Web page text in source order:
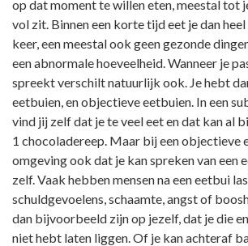
op dat moment te willen eten, meestal tot
vol zit. Binnen een korte tijd eet je dan heel
keer, een meestal ook geen gezonde
een abnormale hoeveelheid. Wanneer je
spreekt verschilt natuurlijk ook. Je hebt
eetbuien, en objectieve eetbuien. In een
vind jij zelf dat je te veel eet en dat kan al
1 chocoladereep. Maar bij een objectieve
omgeving ook dat je kan spreken van een
zelf. Vaak hebben mensen na een eetbui
schuldgevoelens, schaamte, angst of
dan bijvoorbeeld zijn op jezelf, dat je die
niet hebt laten liggen. Of je kan achteraf